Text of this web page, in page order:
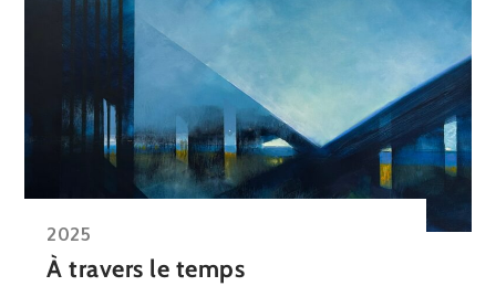
2025
À travers le temps